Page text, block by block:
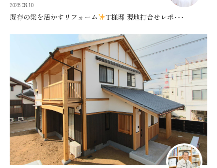
2026.08.10
既存の梁を活かすリフォーム T様邸 現地打合せレポ･･･